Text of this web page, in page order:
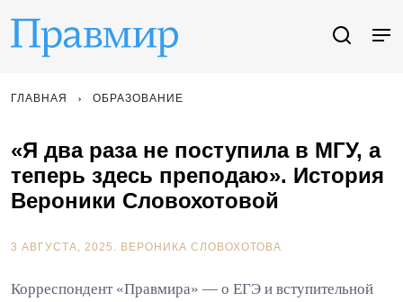
ГЛАВНАЯ ОБРАЗОВАНИЕ
«Я два раза не поступила в МГУ, а
теперь здесь преподаю». История
Вероники Словохотовой
3 АВГУСТА, 2025. ВЕРОНИКА СЛОВОХОТОВА
Корреспондент «Правмира» — о ЕГЭ и вступительной